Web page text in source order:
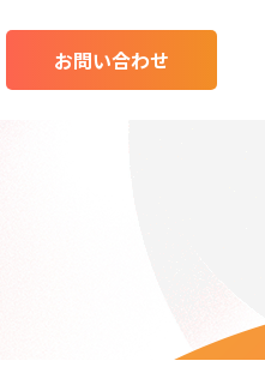
お問い合わせ